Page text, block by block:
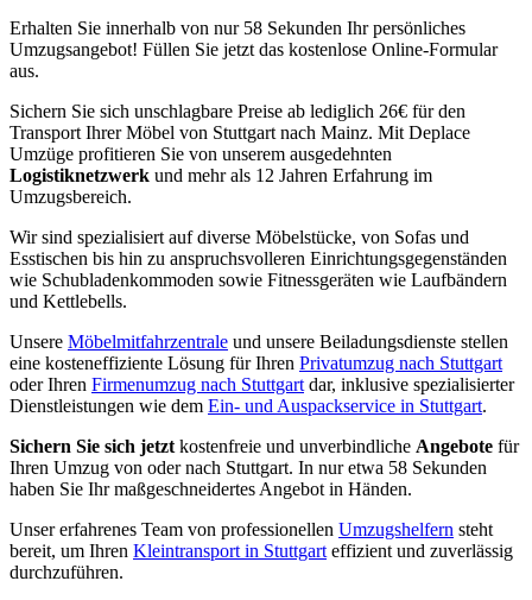
Erhalten Sie innerhalb von nur 58 Sekunden Ihr persönliches
Umzugsangebot! Füllen Sie jetzt das kostenlose Online-Formular
aus.
Sichern Sie sich unschlagbare Preise ab lediglich 26€ für den
Transport Ihrer Möbel von Stuttgart nach Mainz. Mit Deplace
Umzüge profitieren Sie von unserem ausgedehnten
Logistiknetzwerk und mehr als 12 Jahren Erfahrung im
Umzugsbereich.
Wir sind spezialisiert auf diverse Möbelstücke, von Sofas und
Esstischen bis hin zu anspruchsvolleren Einrichtungsgegenständen
wie Schubladenkommoden sowie Fitnessgeräten wie Laufbändern
und Kettlebells.
Unsere Möbelmitfahrzentrale und unsere Beiladungsdienste stellen
eine kosteneffiziente Lösung für Ihren Privatumzug nach Stuttgart
oder Ihren Firmenumzug nach Stuttgart dar, inklusive spezialisierter
Dienstleistungen wie dem Ein- und Auspackservice in Stuttgart.
Sichern Sie sich jetzt kostenfreie und unverbindliche Angebote für
Ihren Umzug von oder nach Stuttgart. In nur etwa 58 Sekunden
haben Sie Ihr maßgeschneidertes Angebot in Händen.
Unser erfahrenes Team von professionellen Umzugshelfern steht
bereit, um Ihren Kleintransport in Stuttgart effizient und zuverlässig
durchzuführen.